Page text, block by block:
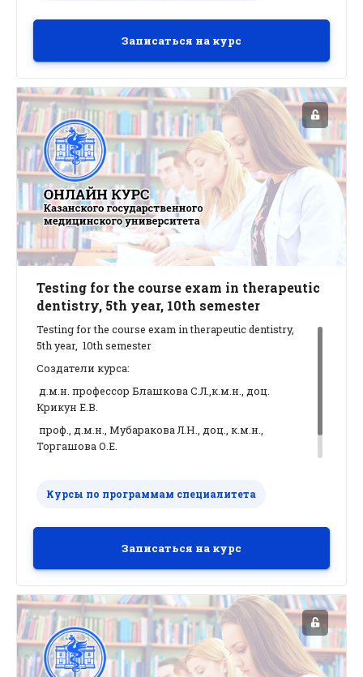
Записаться на курс
Testing for the course exam in therapeutic
dentistry, 5th year, 10th semester
Testing for the course exam in therapeutic dentistry,
5th year, 10th semester
Создатели курса:
д.м.н. профессор Блашкова С.Л.,к.м.н., доц.
Крикун Е.В.
проф., д.м.н., Мубаракова Л.Н., доц., к.м.н.,
Торгашова О.Е.
Курсы по программам специалитета
Записаться на курс